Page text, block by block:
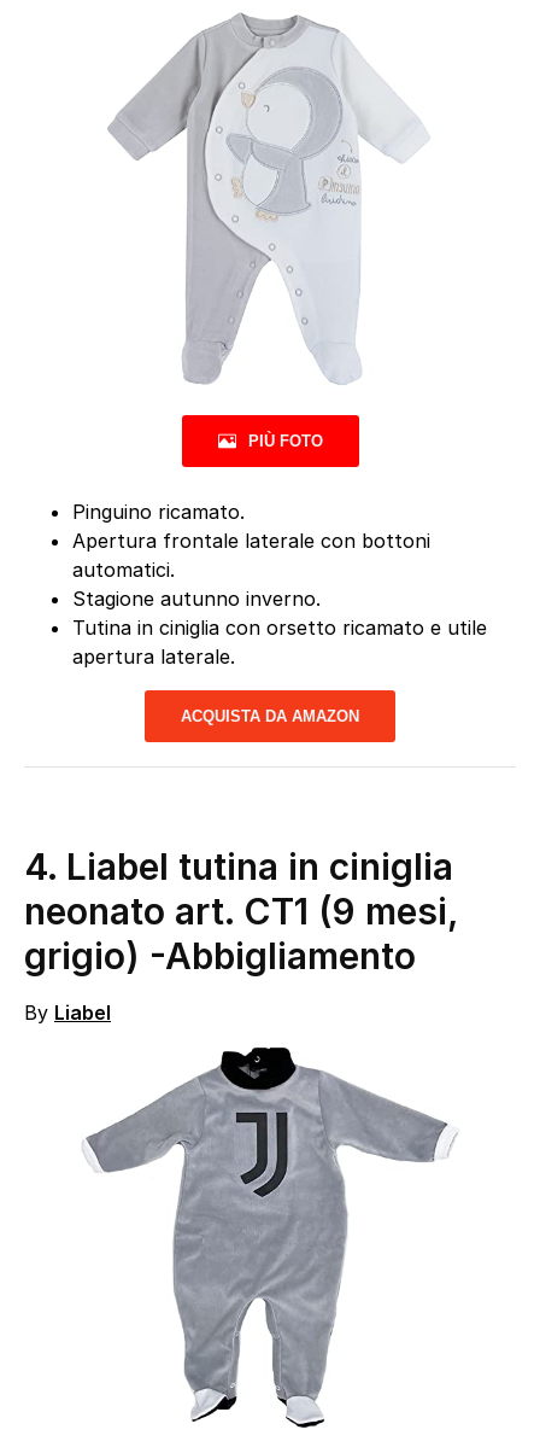
PIÙ FOTO
Pinguino ricamato.
Apertura frontale laterale con bottoni
automatici.
Stagione autunno inverno.
Tutina in ciniglia con orsetto ricamato e utile
apertura laterale.
ACQUISTA DA AMAZON
4. Liabel tutina in ciniglia
neonato art. CT1 (9 mesi,
grigio) -Abbigliamento
By Liabel